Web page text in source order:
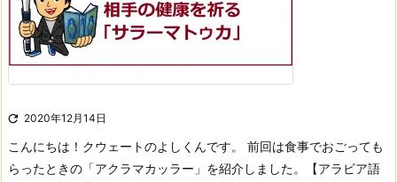
 2020年12月14日
こんにちは！ クウェートのよしくんです。
前回は食事でおごっても
らったときの「アクラマカッラー」を紹介しました。
【アラビア語